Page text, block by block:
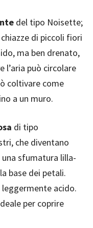
del tipo Noisette;
di piccoli fiori
ma ben drenato,
l’aria può circolare
coltivare come
a un muro.
di tipo
che diventano
sfumatura lilla-
base dei petali.
acido.
per coprire